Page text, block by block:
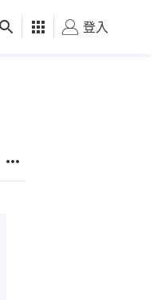
健康 好食玩飛
登入